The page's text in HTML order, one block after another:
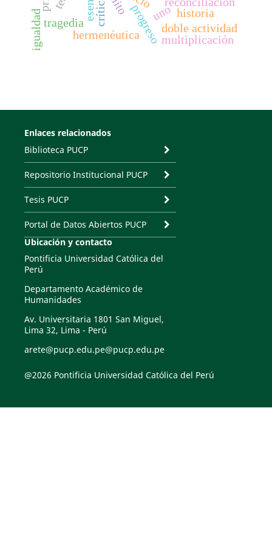
progreso
hermenéutica
uno
doble actividad
multiplicación
igualdadtragedia
historia
Enlaces relacionados
Biblioteca PUCP
Repositorio Institucional PUCP
Tesis PUCP
Portal de Datos Abiertos PUCP
Ubicación y contacto
Pontificia Universidad Católica del
Perú
Departamento Académico de
Humanidades
Av. Universitaria 1801 San Miguel,
Lima 32, Lima - Perú
arete@pucp.edu.pe@pucp.edu.pe
@2026 Pontificia Universidad Católica del Perú